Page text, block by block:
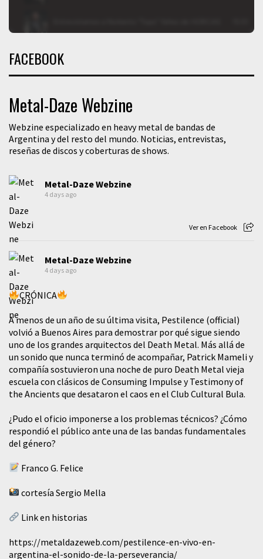
FACEBOOK
Metal-Daze Webzine
Webzine especializado en heavy metal de bandas de
Argentina y del resto del mundo. Noticias, entrevistas,
reseñas de discos y coberturas de shows.
Metal-Daze Webzine
4 days ago
Ver en Facebook
Metal-Daze Webzine
4 days ago
CRÓNICA
A menos de un año de su última visita, Pestilence (official)
volvió a Buenos Aires para demostrar por qué sigue siendo
uno de los grandes arquitectos del Death Metal. Más allá de
un sonido que nunca terminó de acompañar, Patrick Mameli y
compañía sostuvieron una noche de puro Death Metal vieja
escuela con clásicos de Consuming Impulse y Testimony of
the Ancients que desataron el caos en el Club Cultural Bula.
¿Pudo el oficio imponerse a los problemas técnicos? ¿Cómo
respondió el público ante una de las bandas fundamentales
del género?
Franco G. Felice
cortesía Sergio Mella
Link en historias
https://metaldazeweb.com/pestilence-en-vivo-en-
argentina-el-sonido-de-la-perseverancia/